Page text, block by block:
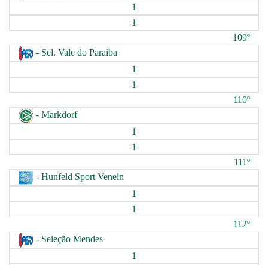
1
1
109º
- Sel. Vale do Paraiba
1
1
110º
- Markdorf
1
1
111º
- Hunfeld Sport Venein
1
1
112º
- Seleção Mendes
1